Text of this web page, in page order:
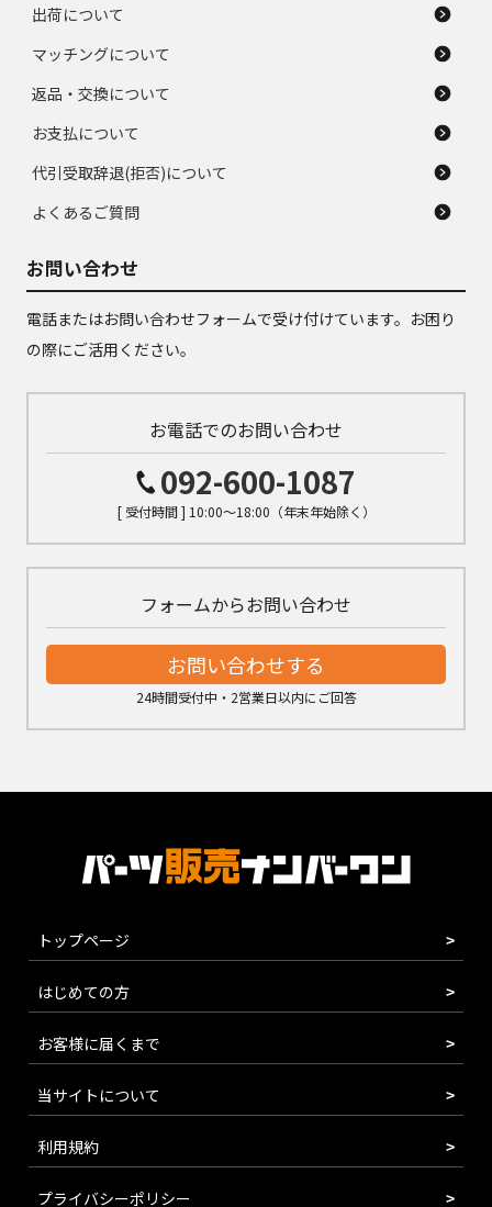
出荷について
マッチングについて
返品・交換について
お支払について
代引受取辞退(拒否)について
よくあるご質問
お問い合わせ
電話またはお問い合わせフォームで受け付けています。お困り
の際にご活用ください。
お電話でのお問い合わせ
092-600-1087
[ 受付時間 ] 10:00～18:00（年末年始除く）
フォームからお問い合わせ
お問い合わせする
24時間受付中・2営業日以内にご回答
トップページ
はじめての方
お客様に届くまで
当サイトについて
利用規約
プライバシーポリシー